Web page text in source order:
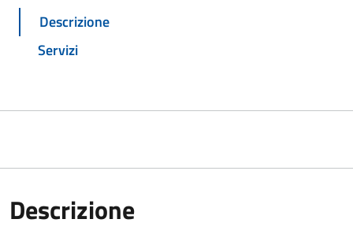
Descrizione
Servizi
Descrizione